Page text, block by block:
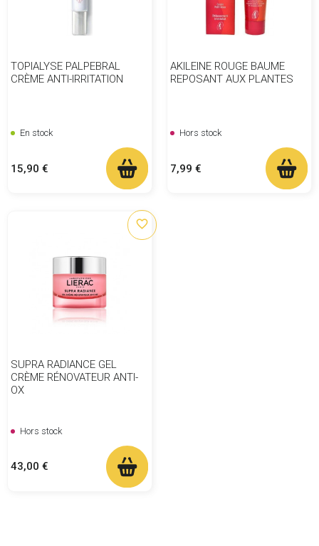
TOPIALYSE PALPEBRAL
CRÈME ANTI-IRRITATION
En stock
Prix
15,90 €
AKILEINE ROUGE BAUME
REPOSANT AUX PLANTES
Hors stock
Prix
7,99 €
SUPRA RADIANCE GEL
CRÈME RÉNOVATEUR ANTI-
OX
favorite_border
Hors stock
Prix
43,00 €